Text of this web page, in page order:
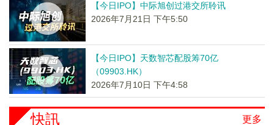
【今日IPO】中际旭创过港交所聆讯
2026年7月21日 下午5:50
【今日IPO】天数智芯配股筹70亿
（09903.HK）
2026年7月10日 下午4:58
更多
快訊